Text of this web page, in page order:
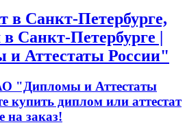
в Санкт-Петербурге,
Санкт-Петербурге |
Аттестаты России"
"Дипломы и Аттестаты
купить диплом или аттестат
на заказ!